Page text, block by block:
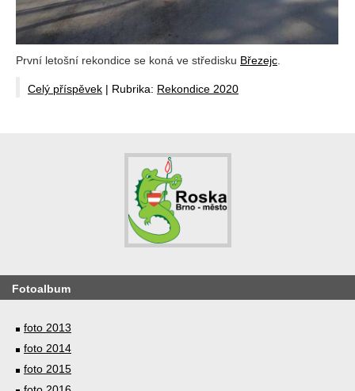
První letošní rekondice se koná ve středisku Březejc
Celý příspěvek | Rubrika: Rekondice 2020
Fotoalbum
foto 2013
foto 2014
foto 2015